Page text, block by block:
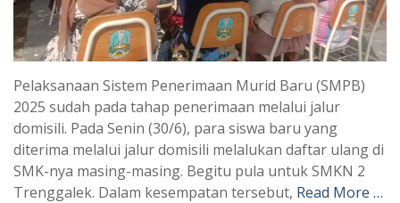
Pelaksanaan Sistem Penerimaan Murid Baru (SMPB)
2025 sudah pada tahap penerimaan melalui jalur
domisili. Pada Senin (30/6), para siswa baru yang
diterima melalui jalur domisili melalukan daftar ulang di
SMK-nya masing-masing. Begitu pula untuk SMKN 2
Trenggalek. Dalam kesempatan tersebut, Read More …